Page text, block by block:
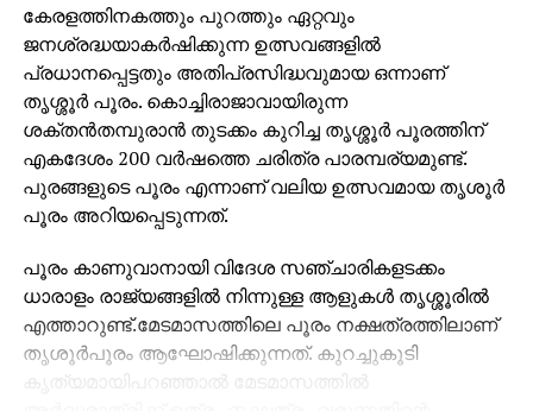
കേരളത്തിനകത്തും പുറത്തും ഏറ്റവും
ജനശ്രദ്ധയാകര്‍ഷിക്കുന്ന ഉത്സവങ്ങളില്‍
പ്രധാനപ്പെട്ടതും അതിപ്രസിദ്ധവുമായ ഒന്നാണ്
തൃശ്ശൂര്‍ പൂരം. കൊച്ചിരാജാവായിരുന്ന
ശക്തന്‍തമ്പുരാന്‍ തുടക്കം കുറിച്ച തൃശ്ശൂര്‍ പൂരത്തിന്
എകദേശം 200 വര്‍ഷത്തെ ചരിത്ര പാരമ്പര്യമുണ്ട്.
പുരങ്ങളുടെ പൂരം എന്നാണ് വലിയ ഉത്സവമായ തൃശൂര്‍
പൂരം അറിയപ്പെടുന്നത്.
പൂരം കാണുവാനായി വിദേശ സഞ്ചാരികളടക്കം
ധാരാളം രാജ്യങ്ങളില്‍ നിന്നുള്ള ആളുകള്‍ തൃശ്ശൂരില്‍
എത്താറുണ്ട്.മേടമാസത്തിലെ പൂരം നക്ഷത്രത്തിലാണ്
തൃശൂര്‍പൂരം ആഘോഷിക്കുന്നത്. കുറച്ചുകൂടി
കൃത്യമായിപറഞ്ഞാല്‍ മേടമാസത്തില്‍